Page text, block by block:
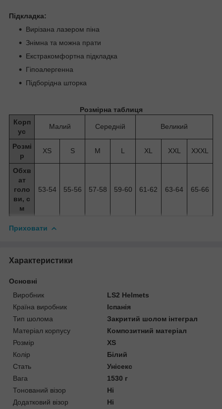
Підкладка:
Вирізана лазером піна
Знімна та можна прати
Екстракомфортна підкладка
Гіпоалергенна
Підборідна шторка
Розмірна таблиця
Корп
ус
Малий Середній Великий
Розмі
р
XS S M L XL XXL XXXL
Обхв
ат
голо
ви, с
м
53-54 55-56 57-58 59-60 61-62 63-64 65-66
Приховати
Характеристики
Основні
Виробник
LS2 Helmets
Країна виробник
Іспанія
Тип шолома
Закритий шолом інтеграл
Матеріал корпусу
Композитний матеріал
Розмір
XS
Колір
Білий
Стать
Унісекс
Вага
1530 г
Тонований візор
Ні
Додатковий візор
Ні